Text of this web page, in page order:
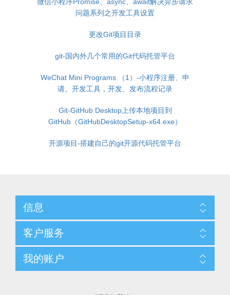
问题系列之开发工具设置
更改Git项目目录
git-国内外几个常用的Git代码托管平台
WeChat Mini Programs （1）-小程序注册、申
请、开发工具，开发、发布流程记录
Git-GitHub Desktop上传本地项目到
GitHub（GitHubDesktopSetup-x64.exe）
开源项目-搭建自己的git开源代码托管平台
信息
客户服务
我的账户